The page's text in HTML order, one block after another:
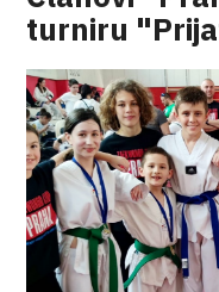
turniru